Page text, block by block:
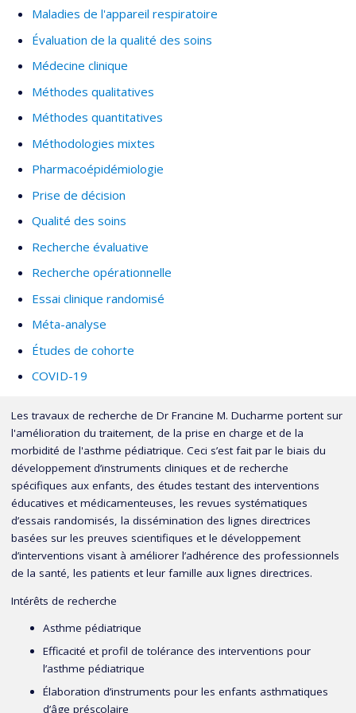
Maladies de l'appareil respiratoire
Évaluation de la qualité des soins
Médecine clinique
Méthodes qualitatives
Méthodes quantitatives
Méthodologies mixtes
Pharmacoépidémiologie
Prise de décision
Qualité des soins
Recherche évaluative
Recherche opérationnelle
Essai clinique randomisé
Méta-analyse
Études de cohorte
COVID-19
Les travaux de recherche de Dr Francine M. Ducharme portent sur
l'amélioration du traitement, de la prise en charge et de la
morbidité de l'asthme pédiatrique. Ceci s’est fait par le biais du
développement d’instruments cliniques et de recherche
spécifiques aux enfants, des études testant des interventions
éducatives et médicamenteuses, les revues systématiques
d’essais randomisés, la dissémination des lignes directrices
basées sur les preuves scientifiques et le développement
d’interventions visant à améliorer l’adhérence des professionnels
de la santé, les patients et leur famille aux lignes directrices.
Intérêts de recherche
Asthme pédiatrique
Efficacité et profil de tolérance des interventions pour
l’asthme pédiatrique
Élaboration d’instruments pour les enfants asthmatiques
d’âge préscolaire